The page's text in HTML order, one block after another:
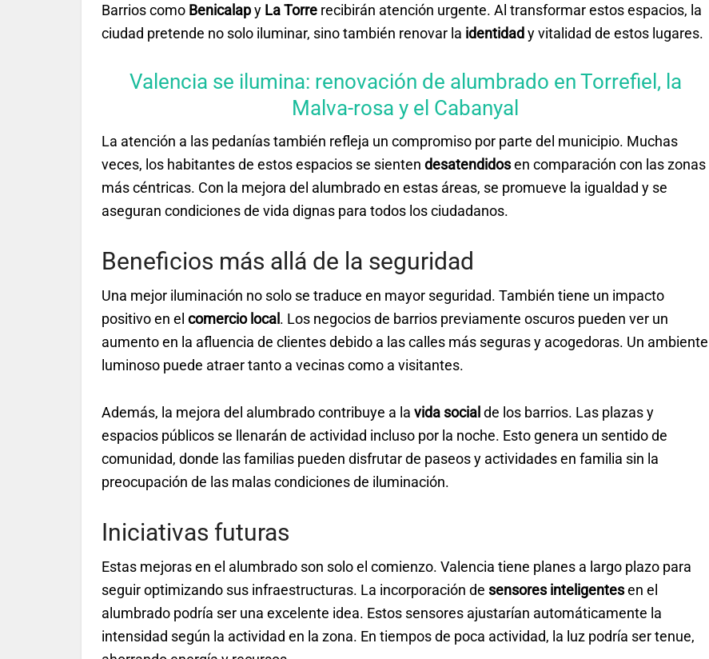
Barrios como Benicalapy La Torre recibirán atención urgente. Al transformar estos espacios, la
ciudad pretende no solo iluminar, sino también renovar la identidady vitalidad de estos lugares.
Valencia se ilumina: renovación de alumbrado en Torrefiel, la
Malva-rosa y el Cabanyal
La atención a las pedanías también refleja un compromiso por parte del municipio. Muchas
veces, los habitantes de estos espacios se sienten desatendidosen comparación con las zonas
más céntricas. Con la mejora del alumbrado en estas áreas, se promueve la igualdad y se
aseguran condiciones de vida dignas para todos los ciudadanos.
Beneficios más allá de la seguridad
Una mejor iluminación no solo se traduce en mayor seguridad. También tiene un impacto
positivo en el comercio local. Los negocios de barrios previamente oscuros pueden ver un
aumento en la afluencia de clientes debido a las calles más seguras y acogedoras. Un ambiente
luminoso puede atraer tanto a vecinas como a visitantes.
Además, la mejora del alumbrado contribuye a la vida socialde los barrios. Las plazas y
espacios públicos se llenarán de actividad incluso por la noche. Esto genera un sentido de
comunidad, donde las familias pueden disfrutar de paseos y actividades en familia sin la
preocupación de las malas condiciones de iluminación.
Iniciativas futuras
Estas mejoras en el alumbrado son solo el comienzo. Valencia tiene planes a largo plazo para
seguir optimizando sus infraestructuras. La incorporación de sensores inteligentesen el
alumbrado podría ser una excelente idea. Estos sensores ajustarían automáticamente la
intensidad según la actividad en la zona. En tiempos de poca actividad, la luz podría ser tenue,